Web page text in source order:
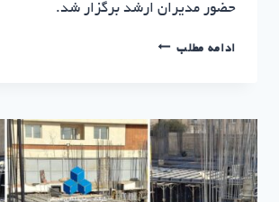
حضور مدیران ارشد برگزار شد.
ادامه مطلبنوین
توسعه
ساختمان
تدبیر